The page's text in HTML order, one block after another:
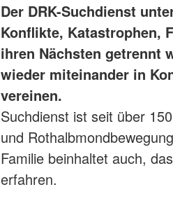
Der DRK-Suchdienst
Konflikte, Katastrophen,
ihren Nächsten getrennt
wieder miteinander in
vereinen.
Suchdienst ist seit über
und
Familie beinhaltet auch,
erfahren.